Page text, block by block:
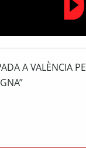
A VALÈNCIA